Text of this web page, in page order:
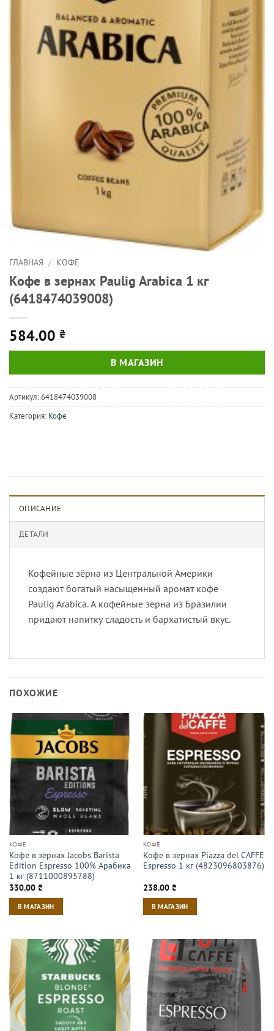
ГЛАВНАЯ / КОФЕ
Кофе в зернах Paulig Arabica 1 кг
(6418474039008)
584.00 ₴
В МАГАЗИН
Артикул:6418474039008
Категория: Кофе
ОПИСАНИЕ
ДЕТАЛИ
Кофейные зёрна из Центральной Америки
создают богатый насыщенный аромат кофе
Paulig Arabica. А кофейные зерна из Бразилии
придают напитку сладость и бархатистый вкус.
ПОХОЖИЕ
КОФЕ
Кофе в зернах Jacobs Barista
Edition Espresso 100% Арабика
1 кг (8711000895788)
330.00 ₴
В МАГАЗИН
КОФЕ
Кофе в зернах Piazza del CAFFE
Espresso 1 кг (4823096803876)
238.00 ₴
В МАГАЗИН